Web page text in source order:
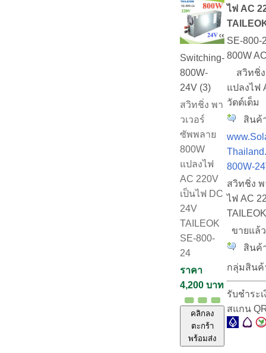
Switching-
800W-
24V (3)
สวิทชิ่ง พา
วเวอร์
ซัพพลาย
800W
แปลงไฟ
AC 220V
เป็นไฟ DC
24V
TAILEOK
SE-800-
24
ราคา
4,200 บาท
คลิกลง
ตะกร้า
พร้อมส่ง
ไฟ AC
SE-800-
800W
สวิทชิ่ง
แปลงไฟ
วัตต์เต็ม
สินค้
800W-
สวิทชิ่ง พ
ไฟ AC
ขายแ
สินค้
กลุ่มสินค้
รับชำระ
สแกน